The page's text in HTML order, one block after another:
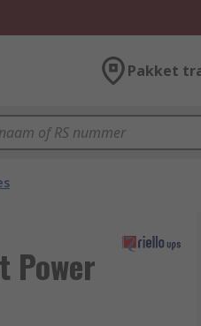
Pakket
Power